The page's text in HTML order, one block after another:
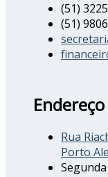
(51)
(51)
Endereço
Rua
Porto